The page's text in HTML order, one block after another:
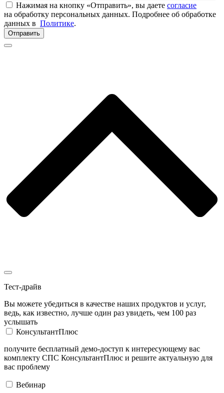
Нажимая на кнопку «Отправить», вы даете согласие
на обработку персональных данных. Подробнее об обработке
данных в Политике.
Отправить
Тест-драйв
Вы можете убедиться в качестве наших продуктов и услуг,
ведь, как известно, лучше один раз увидеть, чем 100 раз
услышать
КонсультантПлюс
получите бесплатный демо-доступ к интересующему вас
комплекту СПС КонсультантПлюс и решите актуальную для
вас проблему
Вебинар